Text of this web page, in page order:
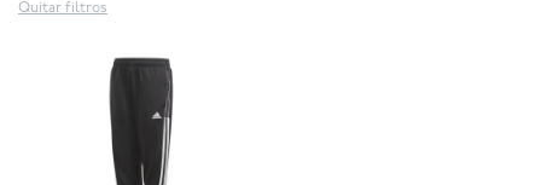
Quitar filtros